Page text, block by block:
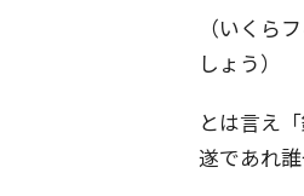
（いくら
しょう）
とは言え
遂であれ